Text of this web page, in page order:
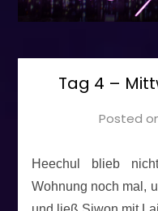
Tag 4 –
Posted
Heechul blieb
Wohnung noch mal,